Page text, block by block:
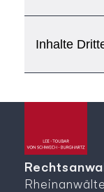
Inhalte